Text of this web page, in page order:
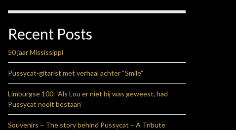
Recent Posts
50 jaar Mississippi
Pussycat-gitarist met verhaal achter “Smile”
Limburgse 100: ‘Als Lou er niet bij was geweest, had
Pussycat nooit bestaan’
Souvenirs – The story behind Pussycat – A Tribute